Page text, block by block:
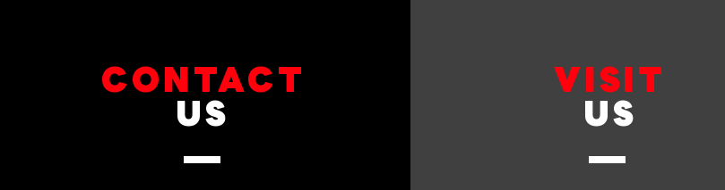
CONTACT
US
VISIT
US